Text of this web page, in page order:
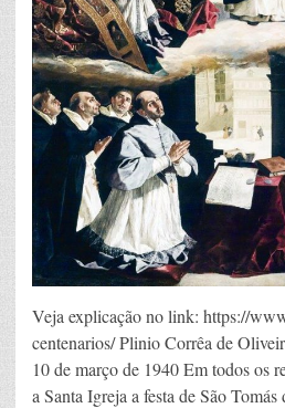
Veja explicação no link: https://
centenarios/ Plinio Corrêa de
10 de março de 1940 Em todos os
a Santa Igreja a festa de São